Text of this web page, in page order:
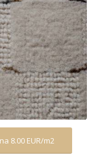
8.00 EUR/m2